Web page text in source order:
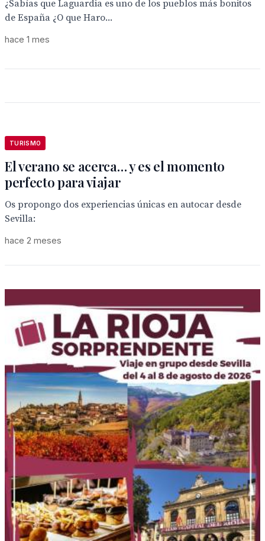
¿Sabías que Laguardia es uno de los pueblos más bonitos
de España ¿O que Haro...
hace 1 mes
TURISMO
El verano se acerca… y es el momento
perfecto para viajar
Os propongo dos experiencias únicas en autocar desde
Sevilla:
hace 2 meses